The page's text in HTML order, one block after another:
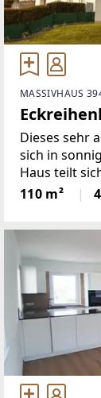
MASSIVHAUS
Dieses sehr
sich in
Haus teilt
und WC; im
110 m²